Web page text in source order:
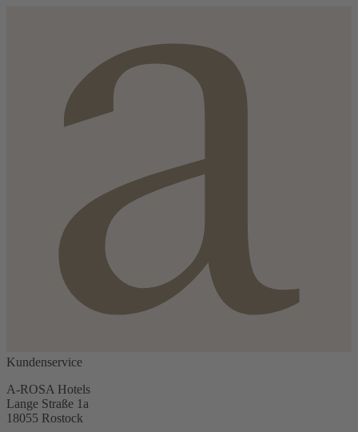
Kundenservice
A-ROSA Hotels
Lange Straße 1a
18055 Rostock